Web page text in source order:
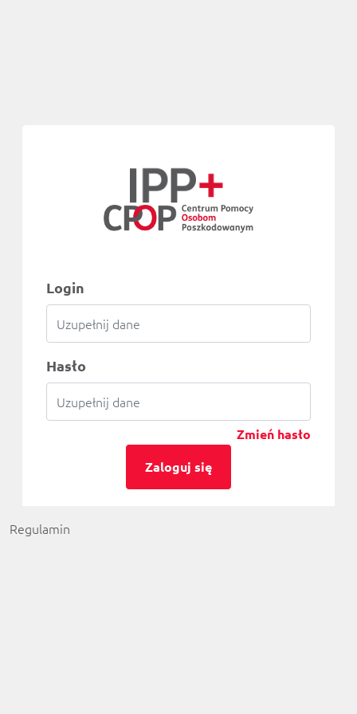
Login
Hasło
Zmień hasło
Zaloguj się
Regulamin